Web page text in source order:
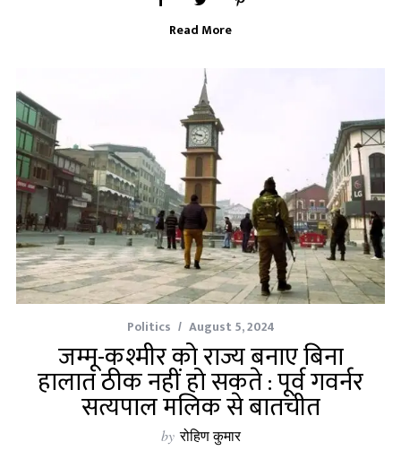
Read More
Politics August 5, 2024
जम्मू-कश्मीर को राज्य बनाए बिना
हालात ठीक नहीं हो सकते : पूर्व गवर्नर
सत्यपाल मलिक से बातचीत
by रोहिण कुमार